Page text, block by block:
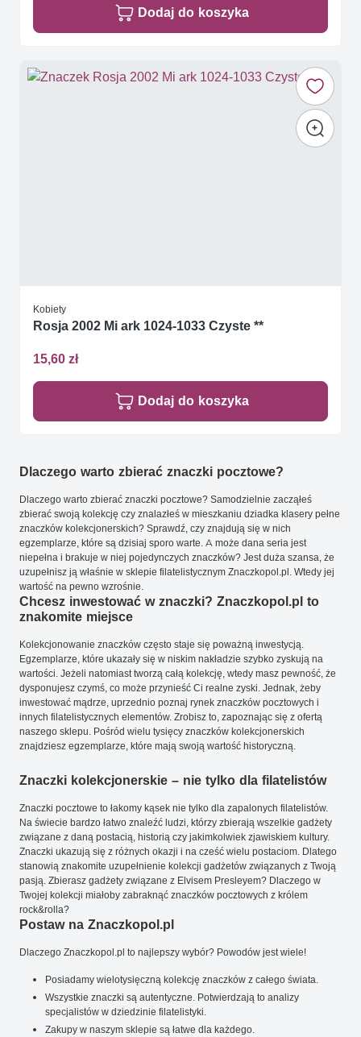
Dodaj do koszyka
Kobiety
Rosja 2002 Mi ark 1024-1033 Czyste **
15,60 zł
Dodaj do koszyka
Dlaczego warto zbierać znaczki pocztowe?
Dlaczego warto zbierać znaczki pocztowe? Samodzielnie zacząłeś
zbierać swoją kolekcję czy znalazłeś w mieszkaniu dziadka klasery pełne
znaczków kolekcjonerskich? Sprawdź, czy znajdują się w nich
egzemplarze, które są dzisiaj sporo warte. A może dana seria jest
niepełna i brakuje w niej pojedynczych znaczków? Jest duża szansa, że
uzupełnisz ją właśnie w sklepie filatelistycznym Znaczkopol.pl. Wtedy jej
wartość na pewno wzrośnie.
Chcesz inwestować w znaczki? Znaczkopol.pl to
znakomite miejsce
Kolekcjonowanie znaczków często staje się poważną inwestycją.
Egzemplarze, które ukazały się w niskim nakładzie szybko zyskują na
wartości. Jeżeli natomiast tworzą całą kolekcję, wtedy masz pewność, że
dysponujesz czymś, co może przynieść Ci realne zyski. Jednak, żeby
inwestować mądrze, uprzednio poznaj rynek znaczków pocztowych i
innych filatelistycznych elementów. Zrobisz to, zapoznając się z ofertą
naszego sklepu. Pośród wielu tysięcy znaczków kolekcjonerskich
znajdziesz egzemplarze, które mają swoją wartość historyczną.
Znaczki kolekcjonerskie – nie tylko dla filatelistów
Znaczki pocztowe to łakomy kąsek nie tylko dla zapalonych filatelistów.
Na świecie bardzo łatwo znaleźć ludzi, którzy zbierają wszelkie gadżety
związane z daną postacią, historią czy jakimkolwiek zjawiskiem kultury.
Znaczki ukazują się z różnych okazji i na cześć wielu postaciom. Dlatego
stanowią znakomite uzupełnienie kolekcji gadżetów związanych z Twoją
pasją. Zbierasz gadżety związane z Elvisem Presleyem? Dlaczego w
Twojej kolekcji miałoby zabraknąć znaczków pocztowych z królem
rock&rolla?
Postaw na Znaczkopol.pl
Dlaczego Znaczkopol.pl to najlepszy wybór? Powodów jest wiele!
Posiadamy wielotysięczną kolekcję znaczków z całego świata.
Wszystkie znaczki są autentyczne. Potwierdzają to analizy
specjalistów w dziedzinie filatelistyki.
Zakupy w naszym sklepie są łatwe dla każdego.